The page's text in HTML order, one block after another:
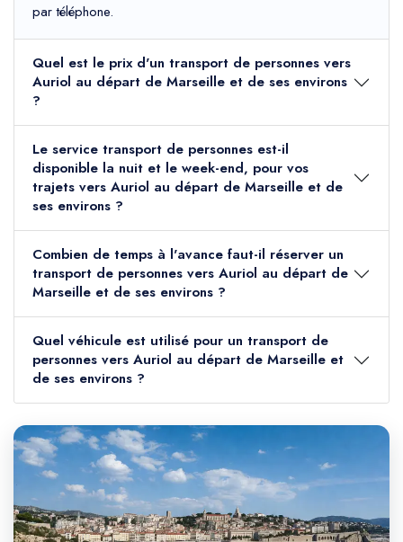
par téléphone.
Quel est le prix d'un transport de personnes vers
Auriol au départ de Marseille et de ses environs
?
Le service transport de personnes est-il
disponible la nuit et le week-end, pour vos
trajets vers Auriol au départ de Marseille et de
ses environs ?
Combien de temps à l'avance faut-il réserver un
transport de personnes vers Auriol au départ de
Marseille et de ses environs ?
Quel véhicule est utilisé pour un transport de
personnes vers Auriol au départ de Marseille et
de ses environs ?